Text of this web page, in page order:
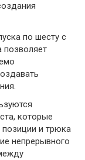
по шесту с
позволяет
которые
и трюка
непрерывного